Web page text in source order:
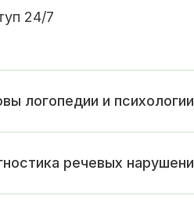
24/7
логопедии и
речевых